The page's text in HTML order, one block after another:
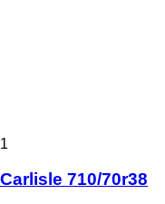
1
Carlisle 710/70r38